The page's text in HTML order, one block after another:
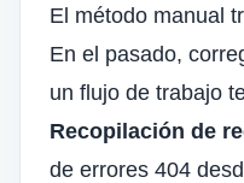
El método manual
En el pasado,
un flujo de trabajo
Recopilación de
de errores 404